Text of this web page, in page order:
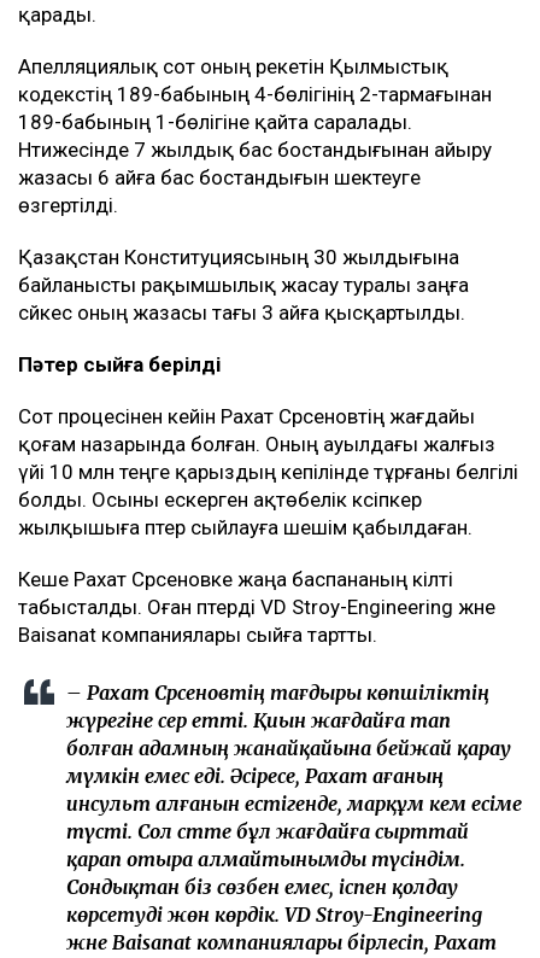
қарады.
Апелляциялық сот оның әрекетін Қылмыстық
кодекстің 189-бабының 4-бөлігінің 2-тармағынан
189-бабының 1-бөлігіне қайта саралады.
Нәтижесінде 7 жылдық бас бостандығынан айыру
жазасы 6 айға бас бостандығын шектеуге
өзгертілді.
Қазақстан Конституциясының 30 жылдығына
байланысты рақымшылық жасау туралы заңға
сәйкес оның жазасы тағы 3 айға қысқартылды.
Пәтер сыйға берілді
Сот процесінен кейін Рахат Сәрсеновтің жағдайы
қоғам назарында болған. Оның ауылдағы жалғыз
үйі 10 млн теңге қарыздың кепілінде тұрғаны белгілі
болды. Осыны ескерген ақтөбелік кәсіпкер
жылқышыға пәтер сыйлауға шешім қабылдаған.
Кеше Рахат Сәрсеновке жаңа баспананың кілті
табысталды. Оған пәтерді VD Stroy-Engineering және
Baisanat компаниялары сыйға тартты.
– Рахат Сәрсеновтің тағдыры көпшіліктің
жүрегіне әсер етті. Қиын жағдайға тап
болған адамның жанайқайына бейжай қарау
мүмкін емес еді. Әсіресе, Рахат ағаның
инсульт алғанын естігенде, марқұм әкем есіме
түсті. Сол сәтте бұл жағдайға сырттай
қарап отыра алмайтынымды түсіндім.
Сондықтан біз сөзбен емес, іспен қолдау
көрсетуді жөн көрдік. VD Stroy-Engineering
және Baisanat компаниялары бірлесіп, Рахат